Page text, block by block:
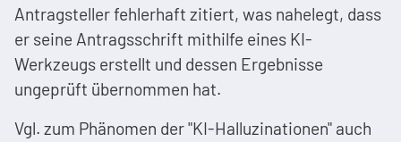
Antragsteller fehlerhaft zitiert, was nahelegt, dass
er seine Antragsschrift mithilfe eines KI-
Werkzeugs erstellt und dessen Ergebnisse
ungeprüft übernommen hat.
Vgl. zum Phänomen der "KI-Halluzinationen" auch